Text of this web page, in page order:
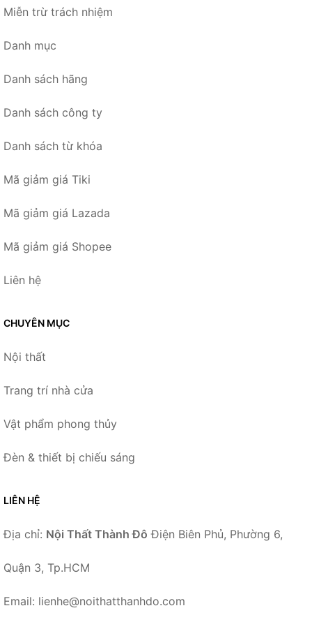
Miễn trừ trách nhiệm
Danh mục
Danh sách hãng
Danh sách công ty
Danh sách từ khóa
Mã giảm giá Tiki
Mã giảm giá Lazada
Mã giảm giá Shopee
Liên hệ
CHUYÊN MỤC
Nội thất
Trang trí nhà cửa
Vật phẩm phong thủy
Đèn & thiết bị chiếu sáng
LIÊN HỆ
Địa chỉ: Nội Thất Thành Đô Điện Biên Phủ, Phường 6,
Quận 3, Tp.HCM
Email: lienhe@noithatthanhdo.com